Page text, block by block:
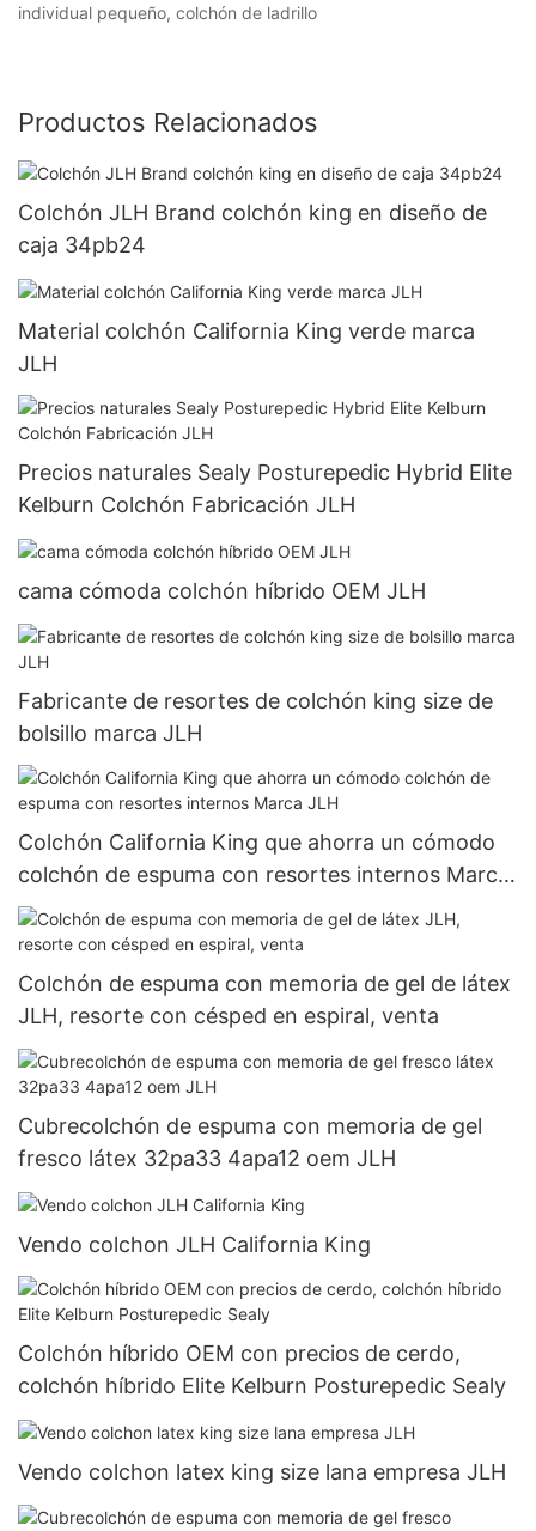
individual pequeño, colchón de ladrillo
Productos Relacionados
Colchón JLH Brand colchón king en diseño de
caja 34pb24
Material colchón California King verde marca
JLH
Precios naturales Sealy Posturepedic Hybrid Elite
Kelburn Colchón Fabricación JLH
cama cómoda colchón híbrido OEM JLH
Fabricante de resortes de colchón king size de
bolsillo marca JLH
Colchón California King que ahorra un cómodo
colchón de espuma con resortes internos Marca
JLH
Colchón de espuma con memoria de gel de látex
JLH, resorte con césped en espiral, venta
Cubrecolchón de espuma con memoria de gel
fresco látex 32pa33 4apa12 oem JLH
Vendo colchon JLH California King
Colchón híbrido OEM con precios de cerdo,
colchón híbrido Elite Kelburn Posturepedic Sealy
Vendo colchon latex king size lana empresa JLH